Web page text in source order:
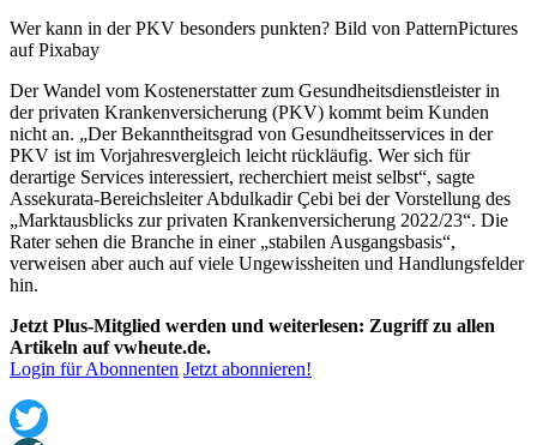
Wer kann in der PKV besonders punkten? Bild von PatternPictures
auf Pixabay
Der Wandel vom Kostenerstatter zum Gesundheitsdienstleister in
der privaten Krankenversicherung (PKV) kommt beim Kunden
nicht an. „Der Bekanntheitsgrad von Gesundheitsservices in der
PKV ist im Vorjahresvergleich leicht rückläufig. Wer sich für
derartige Services interessiert, recherchiert meist selbst“, sagte
Assekurata-Bereichsleiter Abdulkadir Çebi bei der Vorstellung des
„Marktausblicks zur privaten Krankenversicherung 2022/23“. Die
Rater sehen die Branche in einer „stabilen Ausgangsbasis“,
verweisen aber auch auf viele Ungewissheiten und Handlungsfelder
hin.
Jetzt Plus-Mitglied werden und weiterlesen: Zugriff zu allen
Artikeln auf vwheute.de.
Login für Abonnenten Jetzt abonnieren!